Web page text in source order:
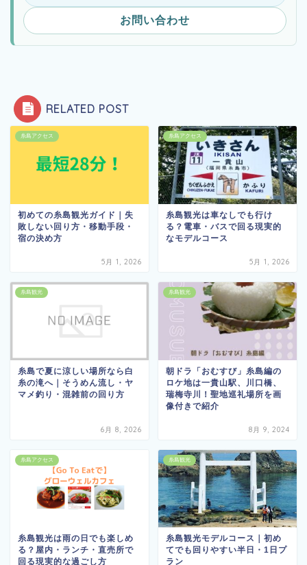
お問い合わせ
RELATED POST
糸島アクセス
初めての糸島観光ガイド｜失
敗しない回り方・移動手段・
宿の決め方
5月 1, 2026
糸島アクセス
糸島観光は車なしでも行け
る？電車・バスで回る現実的
なモデルコース
5月 1, 2026
糸島観光
糸島で夏に涼しい場所なら白
糸の滝へ｜そうめん流し・ヤ
マメ釣り・混雑前の回り方
6月 8, 2026
糸島観光
朝ドラ「おむすび」糸島編の
ロケ地は一貴山駅、川口橋、
瑞梅寺川！聖地巡礼場所を画
像付きで紹介
8月 9, 2024
糸島アクセス
糸島観光は雨の日でも楽しめ
る？屋内・ランチ・直売所で
回る現実的な過ごし方
糸島観光
糸島観光モデルコース｜初め
てでも回りやすい半日・1日プ
ラン